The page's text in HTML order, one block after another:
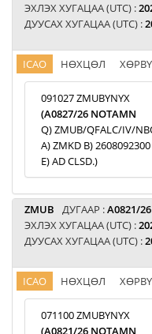
ЭХЛЭХ ХУГАЦАА (UTC) :
ДУУСАХ ХУГАЦАА (UTC) :
ICAO НӨХЦӨЛ
091027 ZMUBYNYX
(A0827/26 NOTAMN
Q) ZMUB/QFALC/IV/
A) ZMKD B)
E) AD CLSD.)
ZMUB ДУГААР :A0821/26
ЭХЛЭХ ХУГАЦАА (UTC) :
ДУУСАХ ХУГАЦАА (UTC) :
ICAO НӨХЦӨЛ
071100 ZMUBYNYX
(A0821/26 NOTAMN